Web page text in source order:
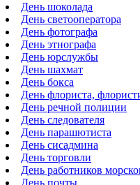
День шоколада
День светооператора
День фотографа
День этнографа
День юрслужбы
День шахмат
День бокса
День флориста,
День речной полиции
День следователя
День парашютиста
День сисадмина
День торговли
День работников
День почты